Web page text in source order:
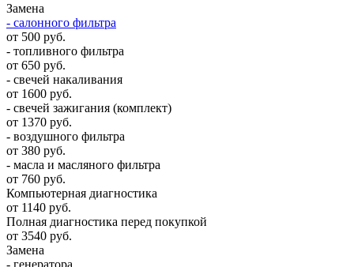
Замена
- салонного фильтра
от 500 руб.
- топливного фильтра
от 650 руб.
- свечей накаливания
от 1600 руб.
- свечей зажигания (комплект)
от 1370 руб.
- воздушного фильтра
от 380 руб.
- масла и масляного фильтра
от 760 руб.
Компьютерная диагностика
от 1140 руб.
Полная диагностика перед покупкой
от 3540 руб.
Замена
- генератора